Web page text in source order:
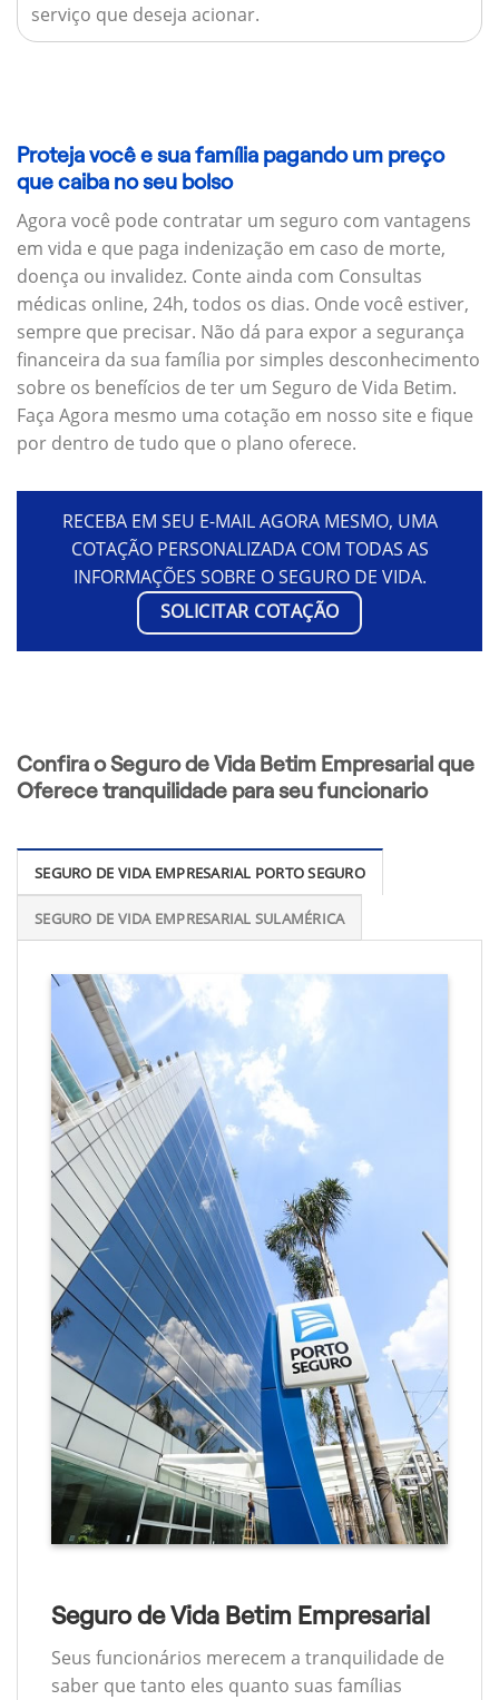
serviço que deseja acionar.
Proteja você e sua família pagando um preço
que caiba no seu bolso
Agora você pode contratar um seguro com vantagens
em vida e que paga indenização em caso de morte,
doença ou invalidez. Conte ainda com Consultas
médicas online, 24h, todos os dias. Onde você estiver,
sempre que precisar. Não dá para expor a segurança
financeira da sua família por simples desconhecimento
sobre os benefícios de ter um Seguro de Vida Betim.
Faça Agora mesmo uma cotação em nosso site e fique
por dentro de tudo que o plano oferece.
RECEBA EM SEU E-MAIL AGORA MESMO, UMA
COTAÇÃO PERSONALIZADA COM TODAS AS
INFORMAÇÕES SOBRE O SEGURO DE VIDA.
SOLICITAR COTAÇÃO
Confira o Seguro de Vida Betim Empresarial que
Oferece tranquilidade para seu funcionario
SEGURO DE VIDA EMPRESARIAL PORTO SEGURO
SEGURO DE VIDA EMPRESARIAL SULAMÉRICA
Seguro de Vida Betim Empresarial
Seus funcionários merecem a tranquilidade de
saber que tanto eles quanto suas famílias